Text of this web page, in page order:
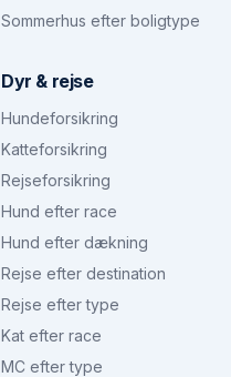
Sommerhus efter boligtype
Dyr & rejse
Hundeforsikring
Katteforsikring
Rejseforsikring
Hund efter race
Hund efter dækning
Rejse efter destination
Rejse efter type
Kat efter race
MC efter type